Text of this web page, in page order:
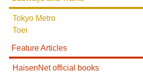
Tokyo Metro
Toei
Feature Articles
HaisenNet official books